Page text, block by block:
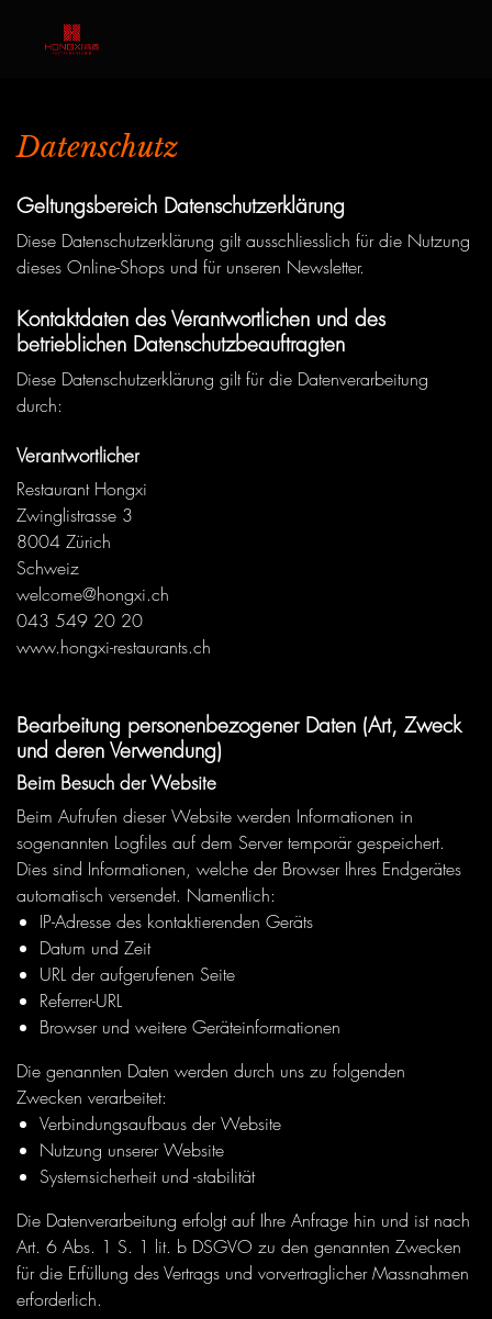
Datenschutz
Geltungsbereich Datenschutzerklärung
Diese Datenschutzerklärung gilt ausschliesslich für die Nutzung
dieses Online-Shops und für unseren Newsletter.
Kontaktdaten des Verantwortlichen und des
betrieblichen Datenschutzbeauftragten
Diese Datenschutzerklärung gilt für die Datenverarbeitung
durch:
Verantwortlicher
Restaurant Hongxi
Zwinglistrasse 3
8004 Zürich
Schweiz
welcome@hongxi.ch
043 549 20 20
www.hongxi-restaurants.ch
Bearbeitung personenbezogener Daten (Art, Zweck
und deren Verwendung)
Beim Besuch der Website
Beim Aufrufen dieser Website werden Informationen in
sogenannten Logfiles auf dem Server temporär gespeichert.
Dies sind Informationen, welche der Browser Ihres Endgerätes
automatisch versendet. Namentlich:
IP-Adresse des kontaktierenden Geräts
Datum und Zeit
URL der aufgerufenen Seite
Referrer-URL
Browser und weitere Geräteinformationen
Die genannten Daten werden durch uns zu folgenden
Zwecken verarbeitet:
Verbindungsaufbaus der Website
Nutzung unserer Website
Systemsicherheit und -stabilität
Die Datenverarbeitung erfolgt auf Ihre Anfrage hin und ist nach
Art. 6 Abs. 1 S. 1 lit. b DSGVO zu den genannten Zwecken
für die Erfüllung des Vertrags und vorvertraglicher Massnahmen
erforderlich.